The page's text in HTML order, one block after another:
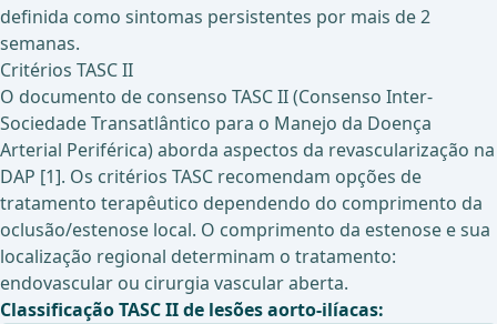
definida como sintomas persistentes por mais de 2
semanas.
Critérios TASC II
O documento de consenso TASC II (Consenso Inter-
Sociedade Transatlântico para o Manejo da Doença
Arterial Periférica) aborda aspectos da revascularização na
DAP [1]. Os critérios TASC recomendam opções de
tratamento terapêutico dependendo do comprimento da
oclusão/estenose local. O comprimento da estenose e sua
localização regional determinam o tratamento:
endovascular ou cirurgia vascular aberta.
Classificação TASC II de lesões aorto-ilíacas: